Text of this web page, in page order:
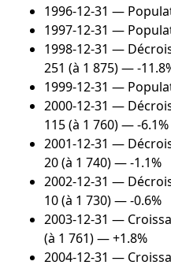
1996-12-31 —
1997-12-31 —
1998-12-31 —
251 (à 1 875) — -
1999-12-31 —
2000-12-31 —
115 (à 1 760) — -6.1%
2001-12-31 —
20 (à 1 740) — -1.1%
2002-12-31 —
10 (à 1 730) — -0.6%
2003-12-31 —
(à 1 761) — +1.8%
2004-12-31 —